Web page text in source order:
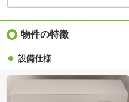
物件の特徴
設備仕様